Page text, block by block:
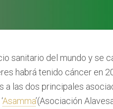
sanitario del mundo y se
habrá tenido cáncer en
a las dos principales
Asamma’(Asociación